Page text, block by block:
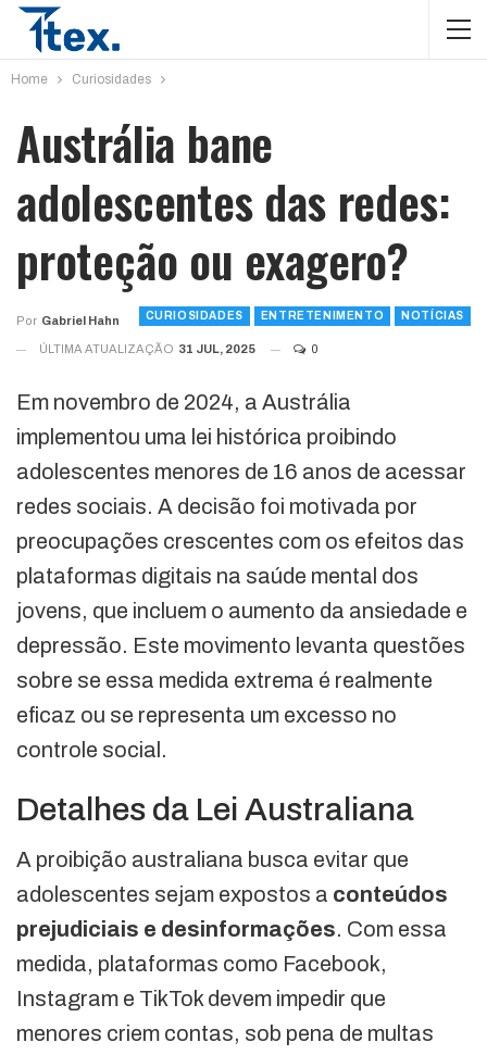
Home Curiosidades
Austrália bane
adolescentes das redes:
proteção ou exagero?
CURIOSIDADES ENTRETENIMENTO NOTÍCIAS
Por Gabriel Hahn
ÚLTIMA ATUALIZAÇÃO 31 JUL, 2025 0
Em novembro de 2024, a Austrália
implementou uma lei histórica proibindo
adolescentes menores de 16 anos de acessar
redes sociais. A decisão foi motivada por
preocupações crescentes com os efeitos das
plataformas digitais na saúde mental dos
jovens, que incluem o aumento da ansiedade e
depressão. Este movimento levanta questões
sobre se essa medida extrema é realmente
eficaz ou se representa um excesso no
controle social.
Detalhes da Lei Australiana
A proibição australiana busca evitar que
adolescentes sejam expostos a conteúdos
prejudiciais e desinformações. Com essa
medida, plataformas como Facebook,
Instagram e TikTok devem impedir que
menores criem contas, sob pena de multas